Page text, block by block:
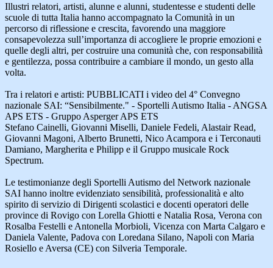
Illustri relatori, artisti, alunne e alunni, studentesse e studenti delle
scuole di tutta Italia hanno accompagnato la Comunità in un
percorso di riflessione e crescita, favorendo una maggiore
consapevolezza sull’importanza di accogliere le proprie emozioni e
quelle degli altri, per costruire una comunità che, con responsabilità
e gentilezza, possa contribuire a cambiare il mondo, un gesto alla
volta.
Tra i relatori e artisti: PUBBLICATI i video del 4° Convegno
nazionale SAI: “Sensibilmente." - Sportelli Autismo Italia - ANGSA
APS ETS - Gruppo Asperger APS ETS
Stefano Cainelli, Giovanni Miselli, Daniele Fedeli, Alastair Read,
Giovanni Magoni, Alberto Brunetti, Nico Acampora e i Terconauti
Damiano, Margherita e Philipp e il Gruppo musicale Rock
Spectrum.
Le testimonianze degli Sportelli Autismo del Network nazionale
SAI hanno inoltre evidenziato sensibilità, professionalità e alto
spirito di servizio di Dirigenti scolastici e docenti operatori delle
province di Rovigo con Lorella Ghiotti e Natalia Rosa, Verona con
Rosalba Festelli e Antonella Morbioli, Vicenza con Marta Calgaro e
Daniela Valente, Padova con Loredana Silano, Napoli con Maria
Rosiello e Aversa (CE) con Silveria Temporale.